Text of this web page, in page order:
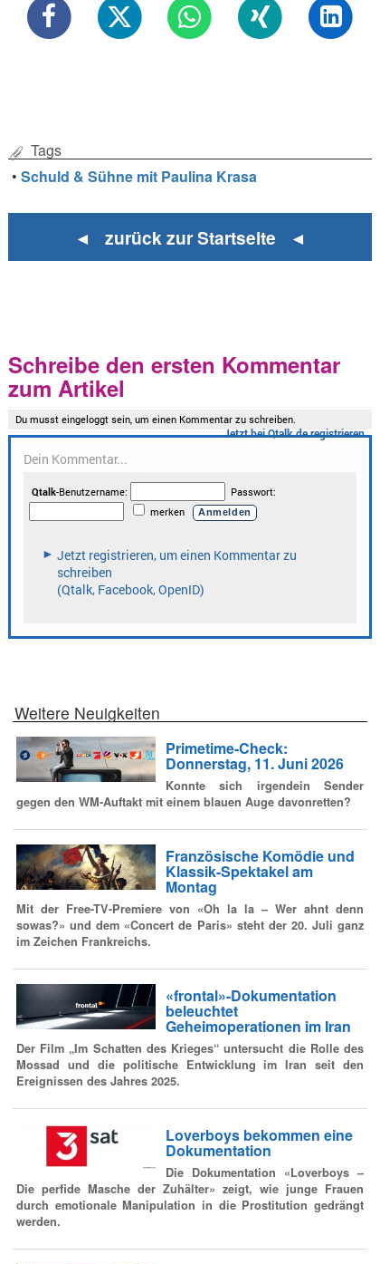
Tags
•Schuld & Sühne mit Paulina Krasa
◄ zurück zur Startseite ◄
Schreibe den ersten Kommentar
zum Artikel
Weitere Neuigkeiten
Primetime-Check:
Donnerstag, 11. Juni 2026
Konnte sich irgendein Sender
gegen den WM-Auftakt mit einem blauen Auge davonretten?
Französische Komödie und
Klassik-Spektakel am
Montag
Mit der Free-TV-Premiere von «Oh la la – Wer ahnt denn
sowas?» und dem «Concert de Paris» steht der 20. Juli ganz
im Zeichen Frankreichs.
«frontal»-Dokumentation
beleuchtet
Geheimoperationen im Iran
Der Film „Im Schatten des Krieges“ untersucht die Rolle des
Mossad und die politische Entwicklung im Iran seit den
Ereignissen des Jahres 2025.
Loverboys bekommen eine
Dokumentation
Die Dokumentation «Loverboys –
Die perfide Masche der Zuhälter» zeigt, wie junge Frauen
durch emotionale Manipulation in die Prostitution gedrängt
werden.